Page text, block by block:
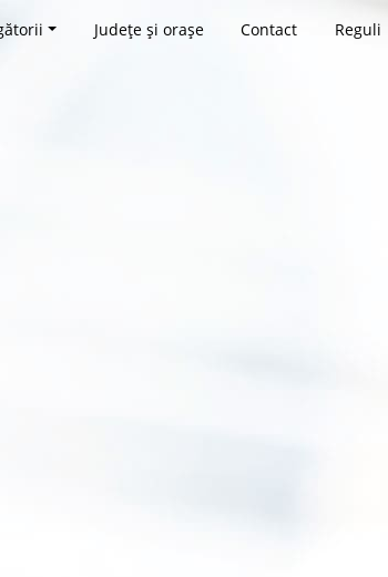
Județe și orașe Contact Reguli